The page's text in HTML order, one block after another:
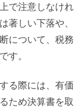
で注意しなけれ
著しい下落や、
について、税務
す。
る際には、有価
ため決算書を取